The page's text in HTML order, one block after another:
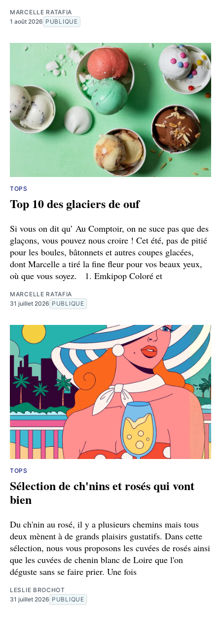
MARCELLE RATAFIA
1 août 2026 PUBLIQUE
TOPS
Top 10 des glaciers de ouf
Si vous on dit qu’ Au Comptoir, on ne suce pas que des
glaçons, vous pouvez nous croire ! Cet été, pas de pitié
pour les boules, bâtonnets et autres coupes glacées,
dont Marcelle a tiré la fine fleur pour vos beaux yeux,
où que vous soyez. 1. Emkipop Coloré et
MARCELLE RATAFIA
31 juillet 2026 PUBLIQUE
TOPS
Sélection de ch'nins et rosés qui vont
bien
Du ch'nin au rosé, il y a plusieurs chemins mais tous
deux mènent à de grands plaisirs gustatifs. Dans cette
sélection, nous vous proposons les cuvées de rosés ainsi
que les cuvées de chenin blanc de Loire que l'on
déguste sans se faire prier. Une fois
LESLIE BROCHOT
31 juillet 2026 PUBLIQUE